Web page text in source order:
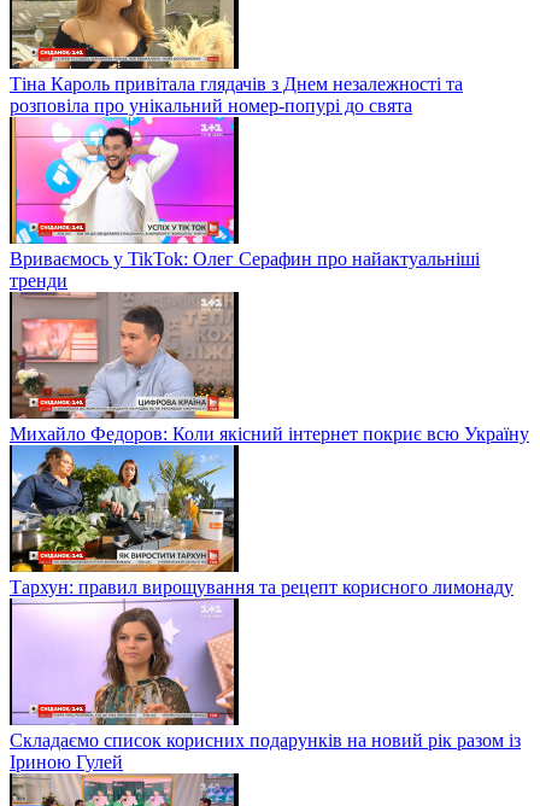
Тіна Кароль привітала глядачів з Днем незалежності та
розповіла про унікальний номер-попурі до свята
Вриваємось у TikTok: Олег Серафин про найактуальніші
тренди
Михайло Федоров: Коли якісний інтернет покриє всю Україну
Тархун: правил вирощування та рецепт корисного лимонаду
Складаємо список корисних подарунків на новий рік разом із
Іриною Гулей